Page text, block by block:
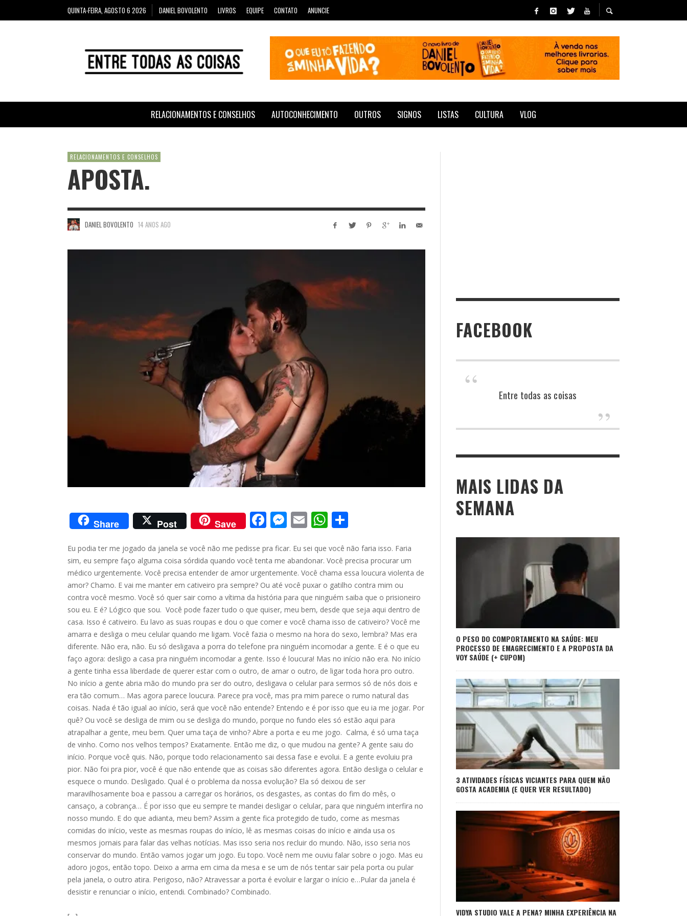
QUINTA-FEIRA, AGOSTO 6 2026 DANIEL BOVOLENTO LIVROS EQUIPE CONTATO ANUNCIE
RELACIONAMENTOS E CONSELHOS AUTOCONHECIMENTO OUTROS SIGNOS LISTAS CULTURA VLOG
RELACIONAMENTOS E CONSELHOS
APOSTA.
DANIEL BOVOLENTO 14 ANOS AGO
Share Post Save F
e
b
o
o
k
M
ss
e
n
g
er
E
ai
l
W
at
s
A
p
p
ar
e
Eu podia ter me jogado da janela se você não me pedisse pra ficar. Eu sei que você não faria isso. Faria
sim, eu sempre faço alguma coisa sórdida quando você tenta me abandonar. Você precisa procurar um
médico urgentemente. Você precisa entender de amor urgentemente. Você chama essa loucura violenta de
amor? Chamo. E vai me manter em cativeiro pra sempre? Ou até você puxar o gatilho contra mim ou
contra você mesmo. Você só quer sair como a vítima da história para que ninguém saiba que o prisioneiro
sou eu. E é? Lógico que sou. Você pode fazer tudo o que quiser, meu bem, desde que seja aqui dentro de
casa. Isso é cativeiro. Eu lavo as suas roupas e dou o que comer e você chama isso de cativeiro? Você me
amarra e desliga o meu celular quando me ligam. Você fazia o mesmo na hora do sexo, lembra? Mas era
diferente. Não era, não. Eu só desligava a porra do telefone pra ninguém incomodar a gente. E é o que eu
faço agora: desligo a casa pra ninguém incomodar a gente. Isso é loucura! Mas no início não era. No início
a gente tinha essa liberdade de querer estar com o outro, de amar o outro, de ligar toda hora pro outro.
No início a gente abria mão do mundo pra ser do outro, desligava o celular para sermos só de nós dois e
era tão comum… Mas agora parece loucura. Parece pra você, mas pra mim parece o rumo natural das
coisas. Nada é tão igual ao início, será que você não entende? Entendo e é por isso que eu ia me jogar. Por
quê? Ou você se desliga de mim ou se desliga do mundo, porque no fundo eles só estão aqui para
atrapalhar a gente, meu bem. Quer uma taça de vinho? Abre a porta e eu me jogo. Calma, é só uma taça
de vinho. Como nos velhos tempos? Exatamente. Então me diz, o que mudou na gente? A gente saiu do
início. Porque você quis. Não, porque todo relacionamento sai dessa fase e evolui. E a gente evoluiu pra
pior. Não foi pra pior, você é que não entende que as coisas são diferentes agora. Então desliga o celular e
esquece o mundo. Desligado. Qual é o problema da nossa evolução? Ela só deixou de ser
maravilhosamente boa e passou a carregar os horários, os desgastes, as contas do fim do mês, o
cansaço, a cobrança… É por isso que eu sempre te mandei desligar o celular, para que ninguém interfira no
nosso mundo. E do que adianta, meu bem? Assim a gente fica protegido de tudo, come as mesmas
comidas do início, veste as mesmas roupas do início, lê as mesmas coisas do início e ainda usa os
mesmos jornais para falar das velhas notícias. Mas isso seria nos recluir do mundo. Não, isso seria nos
conservar do mundo. Então vamos jogar um jogo. Eu topo. Você nem me ouviu falar sobre o jogo. Mas eu
adoro jogos, então topo. Deixo a arma em cima da mesa e se um de nós tentar sair pela porta ou pular
pela janela, o outro atira. Perigoso, não? Atravessar a porta é evoluir e largar o início e…Pular da janela é
desistir e renunciar o início, entendi. Combinado? Combinado.
FACEBOOK
Entre todas as coisas
MAIS LIDAS DA
SEMANA
O PESO DO COMPORTAMENTO NA SAÚDE: MEU
PROCESSO DE EMAGRECIMENTO E A PROPOSTA DA
VOY SAÚDE (+ CUPOM)
3 ATIVIDADES FÍSICAS VICIANTES PARA QUEM NÃO
GOSTA ACADEMIA (E QUER VER RESULTADO)
VIDYA STUDIO VALE A PENA? MINHA EXPERIÊNCIA NA